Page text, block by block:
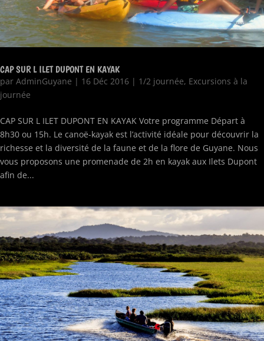
CAP SUR L ILET DUPONT EN KAYAK
par AdminGuyane | 16 Déc 2016 | 1/2 journée, Excursions à la
journée
CAP SUR L ILET DUPONT EN KAYAK Votre programme Départ à
8h30 ou 15h. Le canoë-kayak est l’activité idéale pour découvrir la
richesse et la diversité de la faune et de la flore de Guyane. Nous
vous proposons une promenade de 2h en kayak aux Ilets Dupont
afin de...